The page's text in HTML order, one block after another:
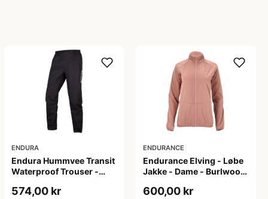
ENDURA
Endura Hummvee Transit
Waterproof Trouser -
- Str. XL
574,00 kr
ENDURANCE
Endurance Elving - Løbe
Jakke - Dame - Burlwood
600,00 kr